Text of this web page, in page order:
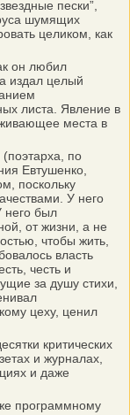
пески”,
шумящих
целиком, как
он любил
издал целый
листа. Явление в
места в
по
Евтушенко,
поскольку
У него
него был
от жизни, а не
чтобы жить,
власть
честь и
за душу стихи,
цеху, ценил
критических
и журналах,
и даже
программному